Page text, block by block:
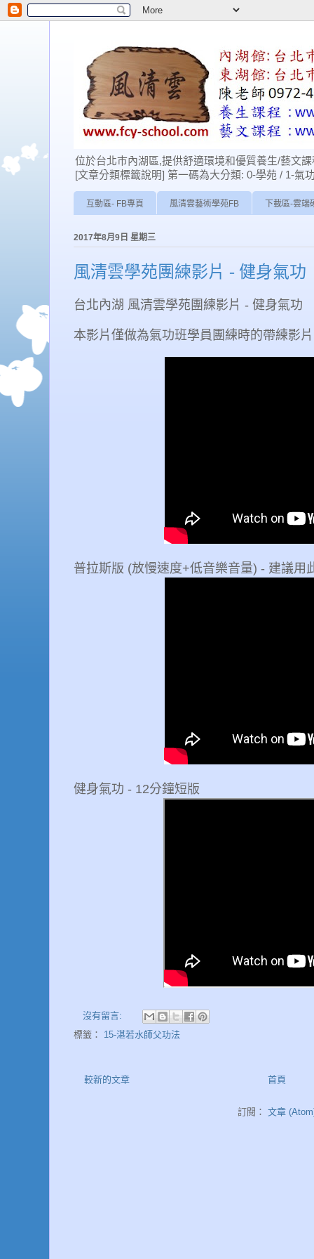
位於台北巿內湖區,提供舒適環境和優質養生/藝文
[文章分類標籤說明] 第一碼為大分類: 0-學苑 / 1-氣
互動區- FB專頁 風清雲藝術學苑FB 下載區-雲端
2017年8月9日 星期三
風清雲學苑團練影片 - 健身氣功
台北內湖 風清雲學苑團練影片 - 健身氣功
本影片僅做為氣功班學員團練時的帶練影
普拉斯版 (放慢速度+低音樂音量) - 建議用
健身氣功 - 12分鐘短版
沒有留言:
標籤： 15-湛若水師父功法
較新的文章 首頁
訂閱： 文章